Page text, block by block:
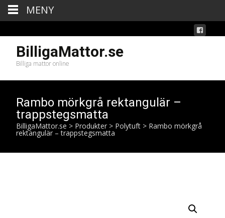
BilligaMattor.se
Billiga mattor online
Rambo mörkgrå rektangulär –
trappstegsmatta
BilligaMattor.se > Produkter > Polytuft > Rambo mörkgrå
rektangulär – trappstegsmatta
MENY